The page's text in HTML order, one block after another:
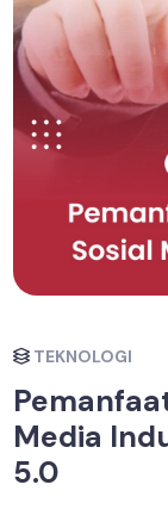
TEKNOLOGI
Media
5.0